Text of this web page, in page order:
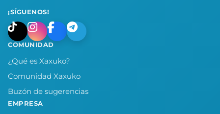
¡SÍGUENOS!
COMUNIDAD
¿Qué es Xaxuko?
Comunidad Xaxuko
Buzón de sugerencias
EMPRESA